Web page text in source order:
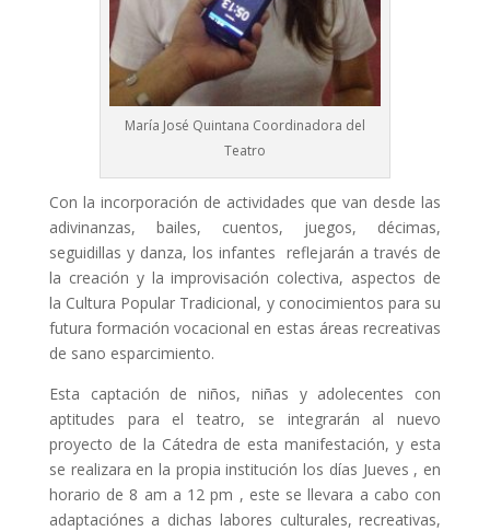
María José Quintana Coordinadora del
Teatro
Con la incorporación de actividades que van desde las
adivinanzas, bailes, cuentos, juegos, décimas,
seguidillas y danza, los infantes reflejarán a través de
la creación y la improvisación colectiva, aspectos de
la Cultura Popular Tradicional, y conocimientos para su
futura formación vocacional en estas áreas recreativas
de sano esparcimiento.
Esta captación de niños, niñas y adolecentes con
aptitudes para el teatro, se integrarán al nuevo
proyecto de la Cátedra de esta manifestación, y esta
se realizara en la propia institución los días Jueves , en
horario de 8 am a 12 pm , este se llevara a cabo con
adaptaciónes a dichas labores culturales, recreativas,